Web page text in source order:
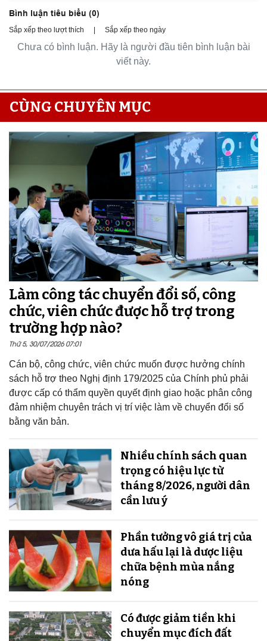
Bình luận tiêu biểu (0)
Sắp xếp theo lượt thích Sắp xếp theo ngày
Chưa có bình luận. Hãy là người đầu tiên bình luận bài
viết này.
CÙNG CHUYÊN MỤC
Làm công tác chuyển đổi số, công
chức, viên chức được hỗ trợ trong
trường hợp nào?
Thứ 5, 30/07/2026 07:01
Cán bộ, công chức, viên chức muốn được hưởng chính
sách hỗ trợ theo Nghị định 179/2025 của Chính phủ phải
được cấp có thẩm quyền quyết định giao hoặc phân công
đảm nhiệm chuyên trách vị trí việc làm về chuyển đổi số
bằng văn bản.
Nhiều chính sách quan
trọng có hiệu lực từ
tháng 8/2026, người dân
cần lưu ý
Phần tưởng vô giá trị của
dưa hấu lại là dược liệu
chữa bệnh mùa nắng
nóng
Có được giảm tiền khi
chuyển mục đích đất